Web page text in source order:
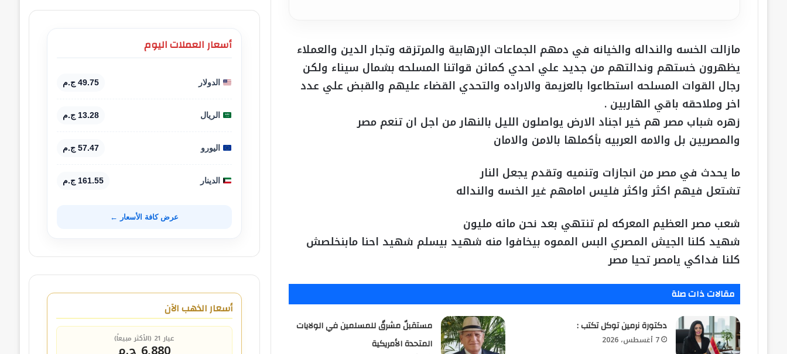
مازالت الخسه والنداله والخيانه في دمهم الجماعات الإرهابية والمرتزقه وتجار الدين والعملاء
يظهرون خستهم وندالتهم من جديد علي احدي كمائن قواتنا المسلحه بشمال سيناء ولكن
رجال القوات المسلحه استطاعوا بالعزيمة والاراده والتحدي القضاء عليهم والقبض علي عدد
اخر وملاحقه باقي الهاربين .
زهره شباب مصر هم خير اجناد الارض يواصلون الليل بالنهار من اجل ان تنعم مصر
والمصريين بل والامه العربيه بأكملها بالامن والامان
ما يحدث في مصر من انجازات وتنميه وتقدم يجعل النار
تشتعل فيهم اكثر واكثر فليس امامهم غير الخسه والنداله
شعب مصر العظيم المعركه لم تنتهي بعد نحن مائه مليون
شهيد كلنا الجيش المصري البس المموه بيخافوا منه شهيد بيسلم شهيد احنا مابنخلصش
كلنا فداكي يامصر تحيا مصر
مقالات ذات صلة
​دكتورة نرمين توكل تكتب :
7 أغسطس، 2026
مستقبلٌ مشرقٌ للمسلمين في الولايات
المتحدة الأمريكية
أسعار العملات اليوم
الدولار 49.75 ج.م
الريال 13.28 ج.م
اليورو 57.47 ج.م
الدينار 161.55 ج.م
عرض كافة الأسعار ←
أسعار الذهب الآن
عيار 21 (الأكثر مبيعاً)